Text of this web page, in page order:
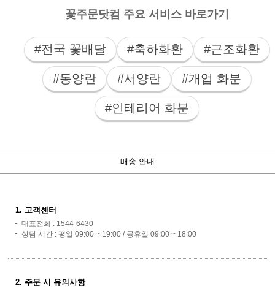
꽃주문닷컴 주요 서비스 바로가기
#전국 꽃배달 #축하화환 #근조화환
#동양란 #서양란 #개업 화분
#인테리어 화분
배송 안내
1. 고객센터
대표전화 : 1544-6430
상담 시간 : 평일 09:00 ~ 19:00 / 공휴일 09:00 ~ 18:00
2. 주문 시 유의사항